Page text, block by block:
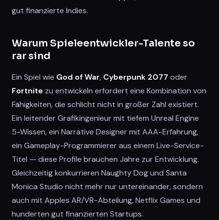
gut finanzierte Indies.
Warum Spieleentwickler-Talente so
rar sind
Ein Spiel wie God of War, Cyberpunk 2077 oder
Fortnite zu entwickeln erfordert eine Kombination von
Fähigkeiten, die schlicht nicht in großer Zahl existiert.
Ein leitender Grafikingenieur mit tiefem Unreal Engine
5-Wissen, ein Narrative Designer mit AAA-Erfahrung,
ein Gameplay-Programmierer aus einem Live-Service-
Titel — diese Profile brauchen Jahre zur Entwicklung.
Gleichzeitig konkurrieren Naughty Dog und Santa
Monica Studio nicht mehr nur untereinander, sondern
auch mit Apples AR/VR-Abteilung, Netflix Games und
hunderten gut finanzierten Startups.